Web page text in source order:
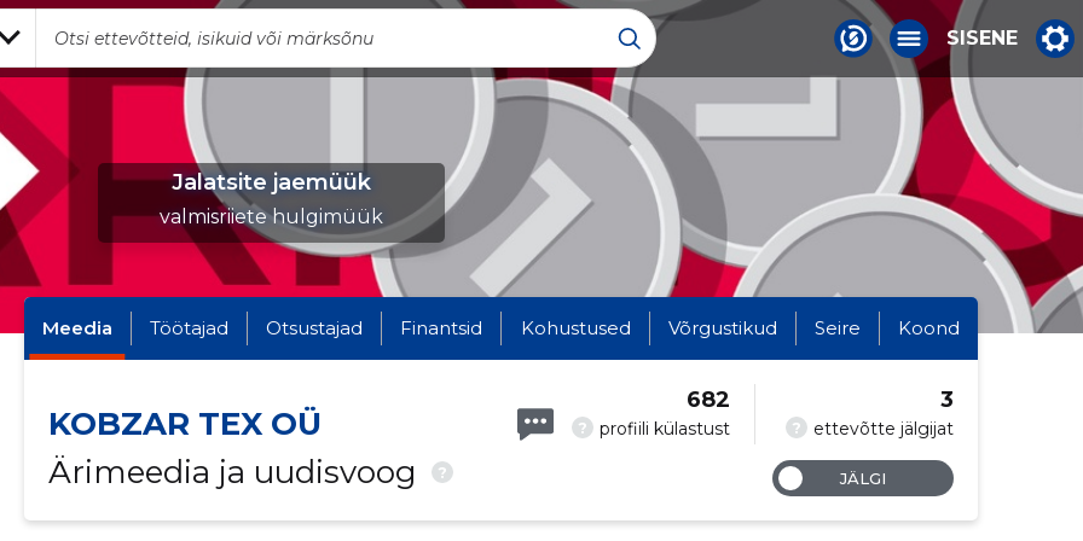
SISENE
Jalatsite jaemüük
valmisriiete hulgimüük
Meedia Töötajad Otsustajad Finantsid Kohustused Võrgustikud Seire Koond
KOBZAR TEX OÜ
Ärimeedia ja uudisvoog
?
? profiili külastust
682
? ettevõtte jälgijat
3
JÄLGI